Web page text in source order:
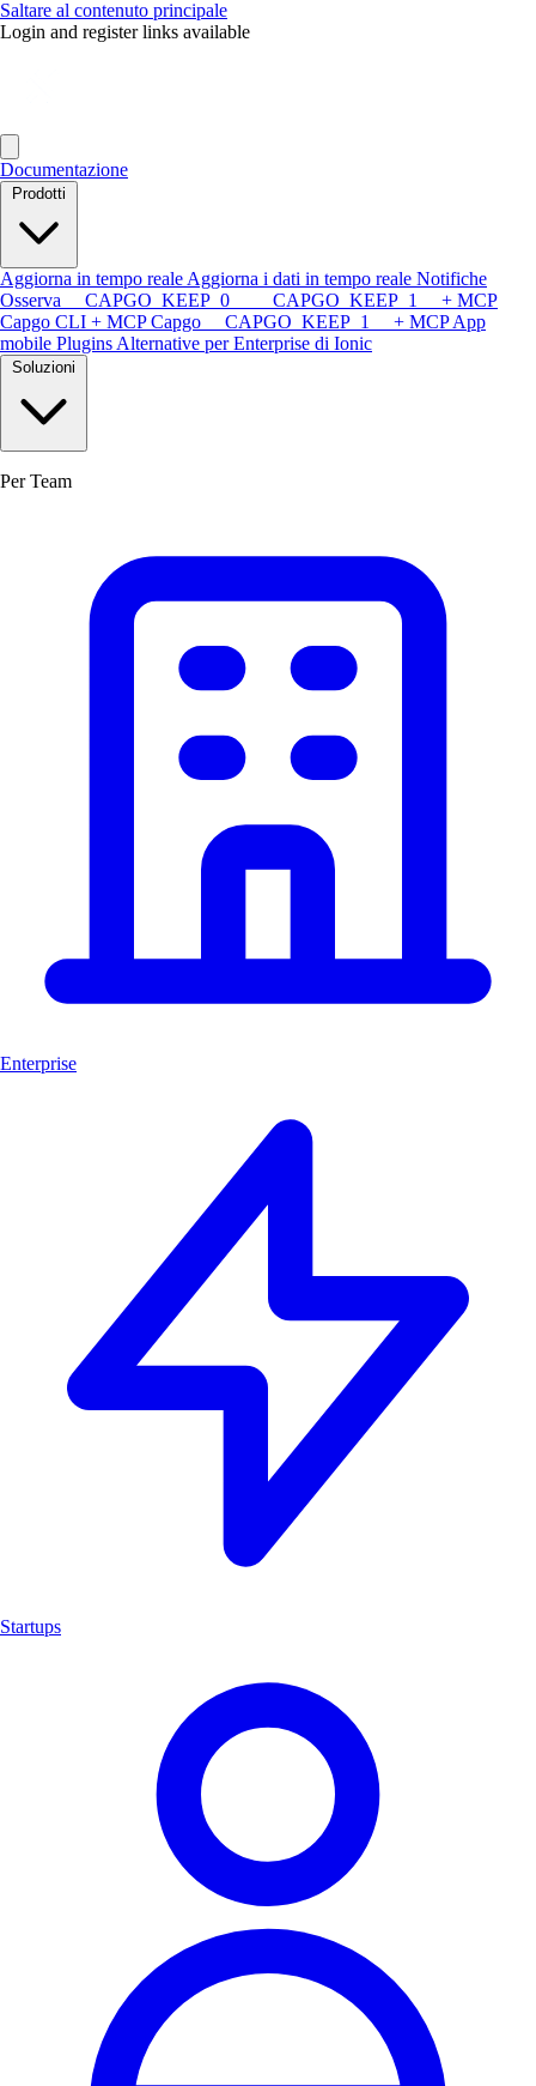
Saltare al contenuto principale
Login and register links available
Documentazione
Prodotti
Aggiorna in tempo reale Aggiorna i dati in tempo reale Notifiche
Osserva
__CAPGO_KEEP_0__ __CAPGO_KEEP_1__ + MCP
Capgo CLI + MCPCapgo __CAPGO_KEEP_1__ + MCPApp
mobile Plugins Alternative per Enterprise di Ionic
Soluzioni
Per Team
Enterprise
Startups